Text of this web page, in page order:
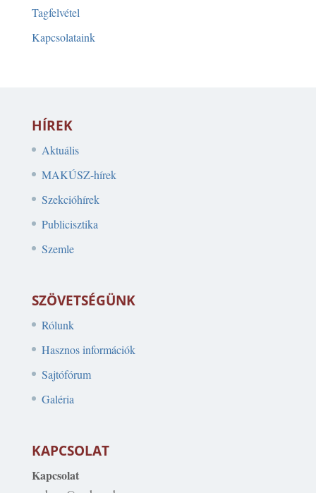
Tagfelvétel
Kapcsolataink
HÍREK
Aktuális
MAKÚSZ-hírek
Szekcióhírek
Publicisztika
Szemle
SZÖVETSÉGÜNK
Rólunk
Hasznos információk
Sajtófórum
Galéria
KAPCSOLAT
Kapcsolat